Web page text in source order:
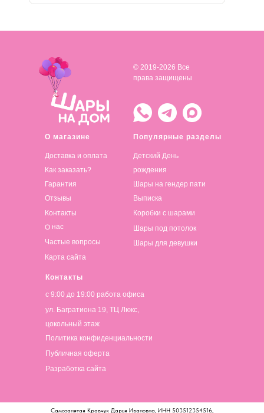
О магазине
Доставка и оплата
Популярные разделы
Детский День
рождения
Контакты
© 2019-2026 Все
права защищены
Как заказать?
Гарантия
Отзывы
Контакты
О нас
Частые вопросы
Карта сайта
Шары на гендер пати
Выписка
Коробки с шарами
Шары под потолок
Шары для девушки
с 9:00 до 19:00 работа офиса
ул. Багратиона 19, ТЦ Люкс,
цокольный этаж
Политика конфиденциальности
Публичная оферта
Разработка сайта
Самозанятая Кравчук Дарья Ивановна, ИНН 503512354516,